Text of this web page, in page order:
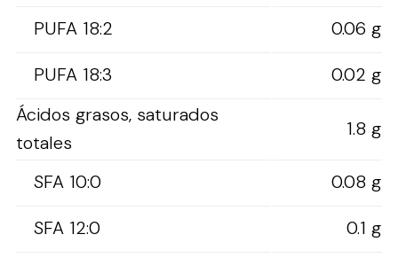
PUFA 18:2
0.06 g
PUFA 18:3
0.02 g
Ácidos grasos, saturados
totales
1.8 g
SFA 10:0
0.08 g
SFA 12:0
0.1 g